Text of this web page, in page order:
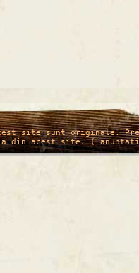
site sunt originale.
din acest site. (